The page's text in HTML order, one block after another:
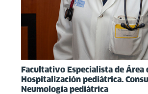
Facultativo Especialista de Área
Hospitalización pediátrica.
Neumología pediátrica